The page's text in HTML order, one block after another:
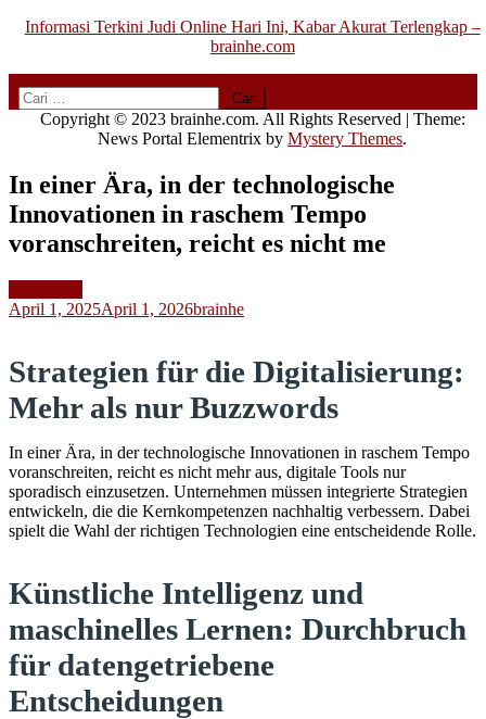
Informasi Terkini Judi Online Hari Ini, Kabar Akurat Terlengkap –
brainhe.com
Copyright © 2023 brainhe.com. All Rights Reserved | Theme:
News Portal Elementrix byMystery Themes.
In einer Ära, in der technologische
Innovationen in raschem Tempo
voranschreiten, reicht es nicht me
April 1, 2025April 1, 2026brainhe
Strategien für die Digitalisierung:
Mehr als nur Buzzwords
In einer Ära, in der technologische Innovationen in raschem Tempo
voranschreiten, reicht es nicht mehr aus, digitale Tools nur
sporadisch einzusetzen. Unternehmen müssen integrierte Strategien
entwickeln, die die Kernkompetenzen nachhaltig verbessern. Dabei
spielt die Wahl der richtigen Technologien eine entscheidende Rolle.
Künstliche Intelligenz und
maschinelles Lernen: Durchbruch
für datengetriebene
Entscheidungen